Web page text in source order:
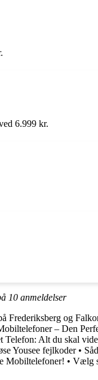
6.999 kr.
10 anmeldelser
Frederiksberg og
– Den
Telefon: Alt du skal
Yousee fejlkoder•
Mobiltelefoner! • Vælg